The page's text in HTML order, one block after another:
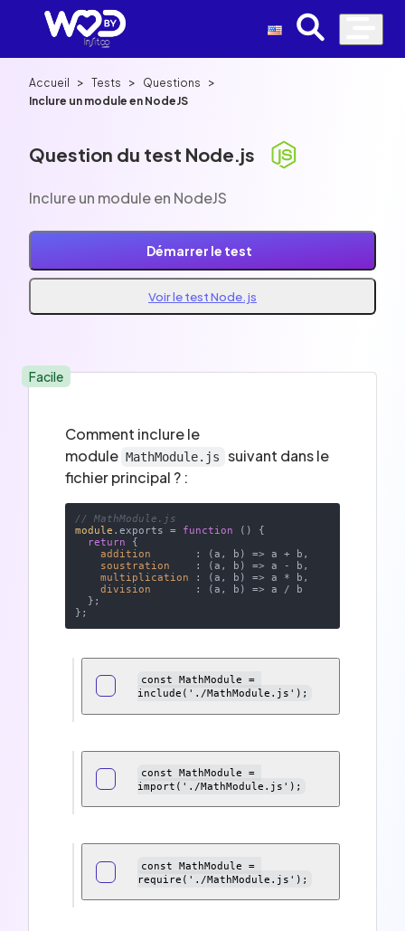
Accueil > Tests > Questions >
Inclure un module en NodeJS
Question du test Node.js
Inclure un module en NodeJS
Démarrer le test
Voir le test Node.js
Facile
Comment inclure le
module MathModule.js
suivant dans le
fichier principal ? :
// MathModule.js
module .exports = function ( ) {
return {
addition
       :
(a, b ) => a + b,
soustration
    :
(a, b ) => a - b,
multiplication : (a, b ) => a * b,
division
       :
(a, b ) => a / b
const MathModule =
include('./MathModule.js');
const MathModule =
import('./MathModule.js');
const MathModule =
require('./MathModule.js');